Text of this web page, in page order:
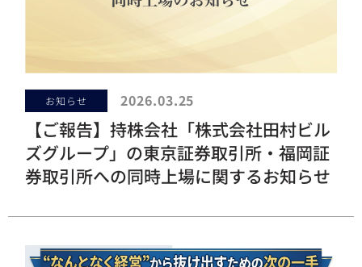
お知らせ 2026.03.25
【ご報告】持株会社「株式会社田村ビル
ズグループ」の東京証券取引所・福岡証
券取引所への同時上場に関するお知らせ